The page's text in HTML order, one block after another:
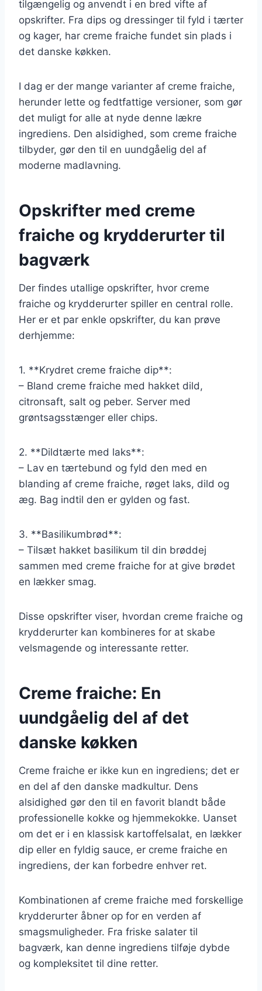
tilgængelig og anvendt i en bred vifte af
opskrifter. Fra dips og dressinger til fyld i tærter
og kager, har creme fraiche fundet sin plads i
det danske køkken.
I dag er der mange varianter af creme fraiche,
herunder lette og fedtfattige versioner, som gør
det muligt for alle at nyde denne lækre
ingrediens. Den alsidighed, som creme fraiche
tilbyder, gør den til en uundgåelig del af
moderne madlavning.
Opskrifter med creme
fraiche og krydderurter til
bagværk
Der findes utallige opskrifter, hvor creme
fraiche og krydderurter spiller en central rolle.
Her er et par enkle opskrifter, du kan prøve
derhjemme:
1. **Krydret creme fraiche dip**:
– Bland creme fraiche med hakket dild,
citronsaft, salt og peber. Server med
grøntsagsstænger eller chips.
2. **Dildtærte med laks**:
– Lav en tærtebund og fyld den med en
blanding af creme fraiche, røget laks, dild og
æg. Bag indtil den er gylden og fast.
3. **Basilikumbrød**:
– Tilsæt hakket basilikum til din brøddej
sammen med creme fraiche for at give brødet
en lækker smag.
Disse opskrifter viser, hvordan creme fraiche og
krydderurter kan kombineres for at skabe
velsmagende og interessante retter.
Creme fraiche: En
uundgåelig del af det
danske køkken
Creme fraiche er ikke kun en ingrediens; det er
en del af den danske madkultur. Dens
alsidighed gør den til en favorit blandt både
professionelle kokke og hjemmekokke. Uanset
om det er i en klassisk kartoffelsalat, en lækker
dip eller en fyldig sauce, er creme fraiche en
ingrediens, der kan forbedre enhver ret.
Kombinationen af creme fraiche med forskellige
krydderurter åbner op for en verden af
smagsmuligheder. Fra friske salater til
bagværk, kan denne ingrediens tilføje dybde
og kompleksitet til dine retter.